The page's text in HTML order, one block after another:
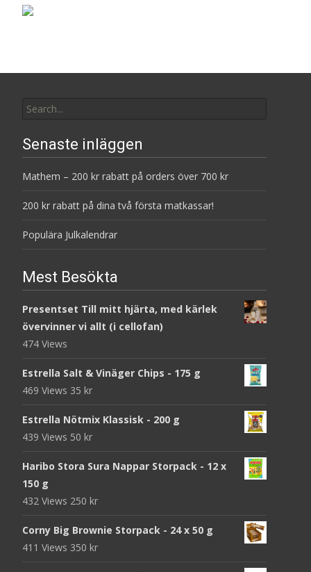
for:
Senaste inläggen
Mathem – 200 kr rabatt på orders över 700 kr
200 kr rabatt på dina två första matkassar!
Populära Julkalendrar
Mest Besökta
Presentset Till mitt hjärta, med kärlek
övervinner vi allt (i cellofan)
474 Views
Estrella Salt & Vinäger Chips - 175 g
469 Views 35 kr
Estrella Nötmix Klassisk - 200 g
439 Views 50 kr
Haribo Stora Sura Nappar Storpack - 12 x
150 g
432 Views 250 kr
Corny Big Brownie Storpack - 24 x 50 g
411 Views 350 kr